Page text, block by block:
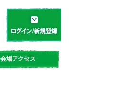
学都「仙台・宮城」サイエンスデイ
会場アクセス